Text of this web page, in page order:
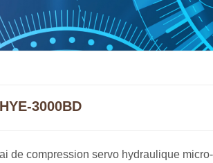
3000BD
de compression servo hydraulique